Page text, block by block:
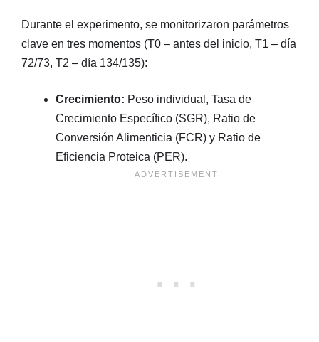
Durante el experimento, se monitorizaron parámetros
clave en tres momentos (T0 – antes del inicio, T1 – día
72/73, T2 – día 134/135):
Crecimiento: Peso individual, Tasa de
Crecimiento Específico (SGR), Ratio de
Conversión Alimenticia (FCR) y Ratio de
Eficiencia Proteica (PER).